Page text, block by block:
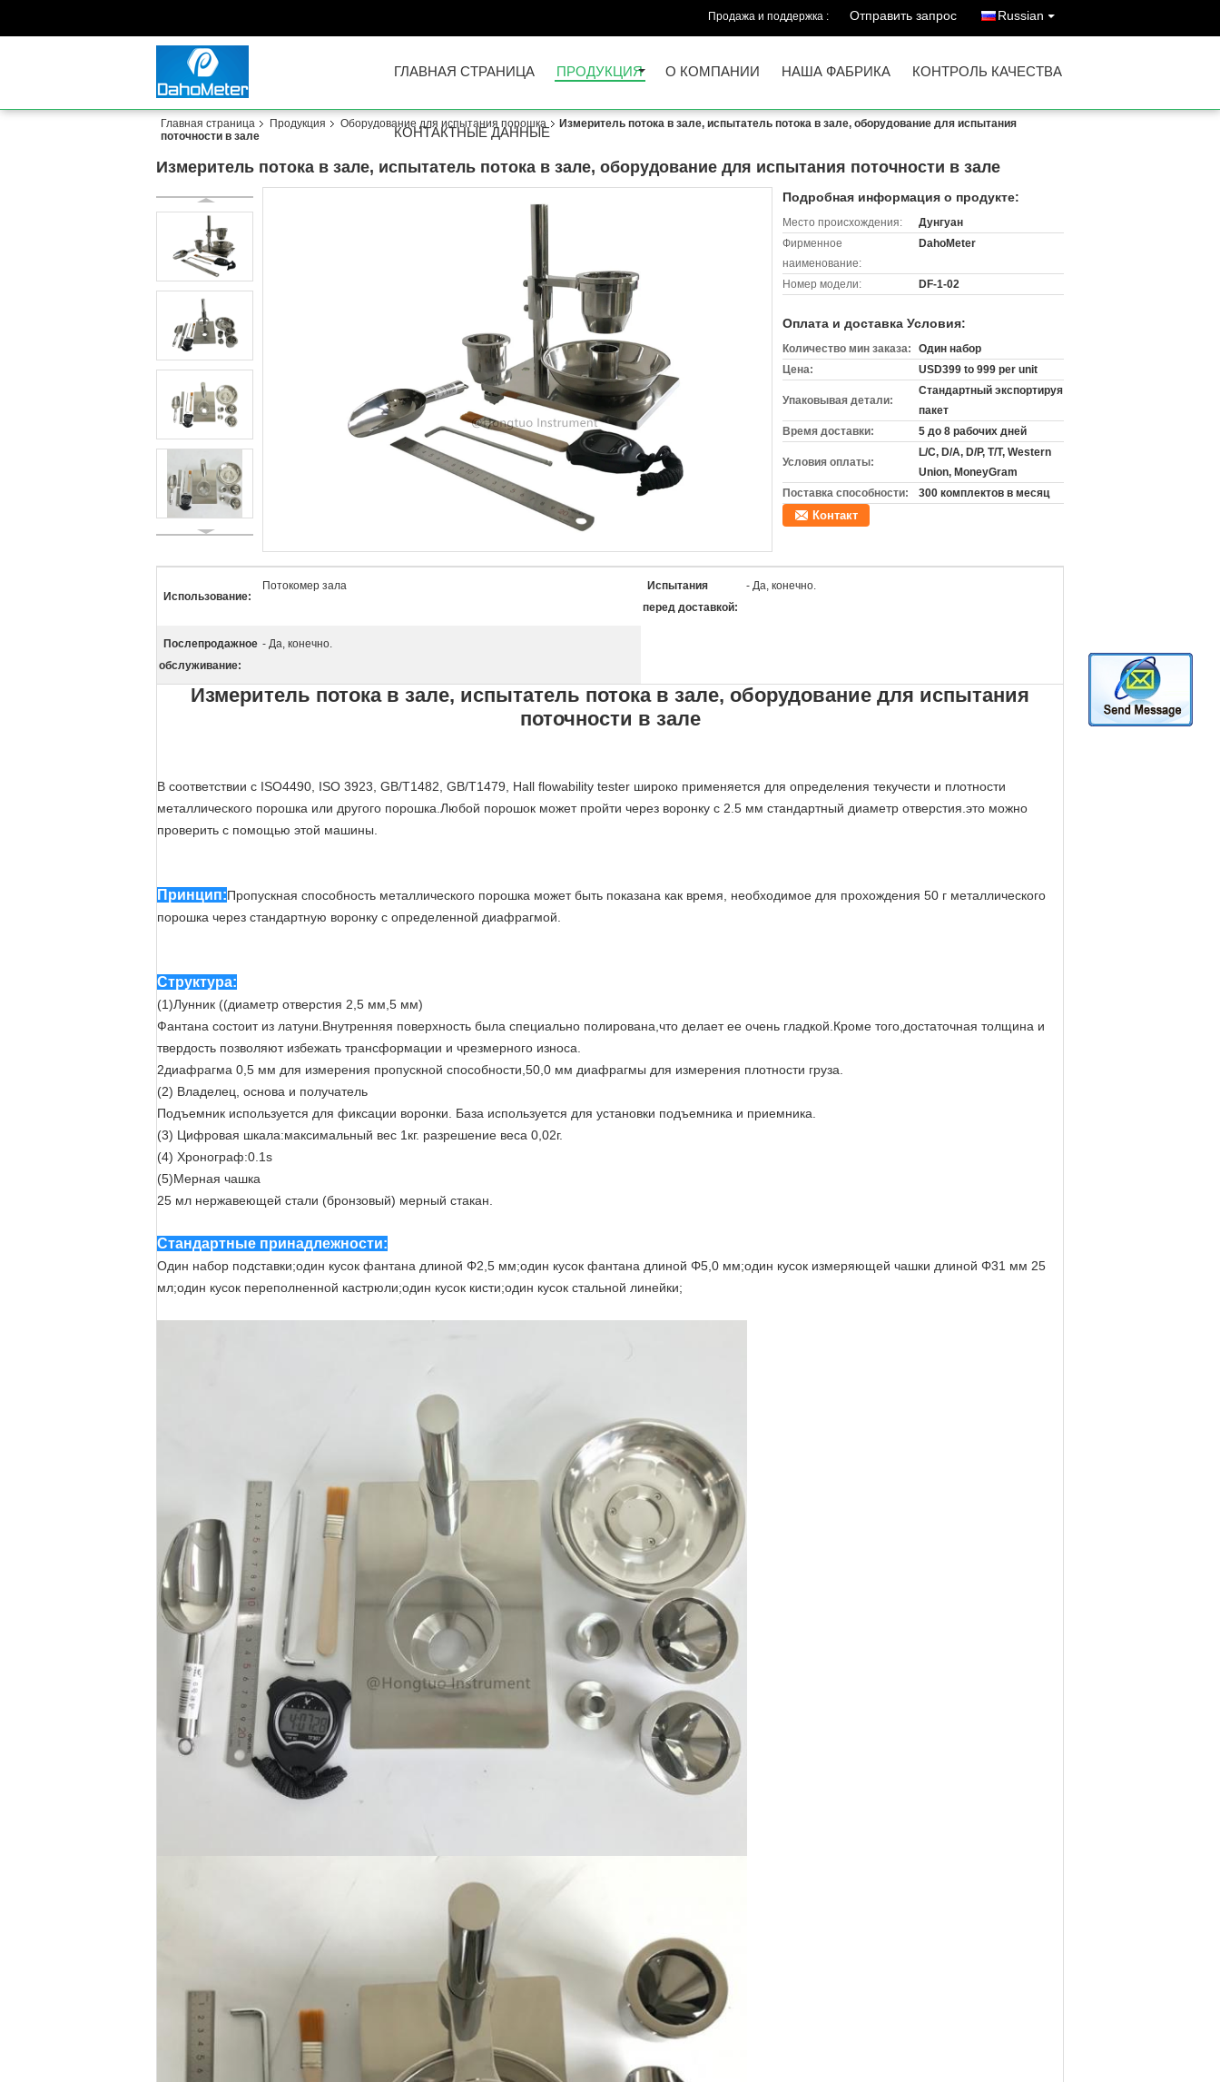
Продажа и поддержка : Отправить запрос Russian
ГЛАВНАЯ СТРАНИЦА ПРОДУКЦИЯ О КОМПАНИИ НАША ФАБРИКА КОНТРОЛЬ КАЧЕСТВА
КОНТАКТНЫЕ ДАННЫЕ
Главная страница Продукция Оборудование для испытания порошка
Измеритель потока в зале, испытатель потока в зале, оборудование для испытания
поточности в зале
Измеритель потока в зале, испытатель потока в зале, оборудование для испытания поточности в зале
Подробная информация о продукте:
Место происхождения:
Дунгуан
Фирменное
наименование:
DahoMeter
Номер модели: DF-1-02
Оплата и доставка Условия:
Количество мин заказа:
Один набор
Цена:
USD399 to 999 per unit
Упаковывая детали:
Стандартный экспортируя
пакет
Время доставки:
5 до 8 рабочих дней
Условия оплаты:
L/C, D/A, D/P, T/T, Western
Union, MoneyGram
Поставка способности:
300 комплектов в месяц
Контакт
Использование:
Потокомер зала
Испытания
перед доставкой:
- Да, конечно.
Послепродажное
обслуживание:
- Да, конечно.
Измеритель потока в зале, испытатель потока в зале, оборудование для испытания
поточности в зале
В соответствии с ISO4490, ISO 3923, GB/T1482, GB/T1479, Hall flowability tester широко применяется для определения текучести и плотности
металлического порошка или другого порошка.Любой порошок может пройти через воронку с 2.5 мм стандартный диаметр отверстия.это можно
проверить с помощью этой машины.
Принцип:Пропускная способность металлического порошка может быть показана как время, необходимое для прохождения 50 г металлического
порошка через стандартную воронку с определенной диафрагмой.
Структура:
(1)Лунник ((диаметр отверстия 2,5 мм,5 мм)
Фантана состоит из латуни.Внутренняя поверхность была специально полирована,что делает ее очень гладкой.Кроме того,достаточная толщина и
твердость позволяют избежать трансформации и чрезмерного износа.
2диафрагма 0,5 мм для измерения пропускной способности,50,0 мм диафрагмы для измерения плотности груза.
(2) Владелец, основа и получатель
Подъемник используется для фиксации воронки. База используется для установки подъемника и приемника.
(3) Цифровая шкала:максимальный вес 1кг. разрешение веса 0,02г.
(4) Хронограф:0.1s
(5)Мерная чашка
25 мл нержавеющей стали (бронзовый) мерный стакан.
Стандартные принадлежности:
Один набор подставки;один кусок фантана длиной Φ2,5 мм;один кусок фантана длиной Φ5,0 мм;один кусок измеряющей чашки длиной Φ31 мм 25
мл;один кусок переполненной кастрюли;один кусок кисти;один кусок стальной линейки;